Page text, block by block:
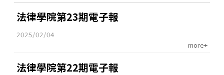
法律學院第23期電子報
2025/02/04
more+
法律學院第22期電子報